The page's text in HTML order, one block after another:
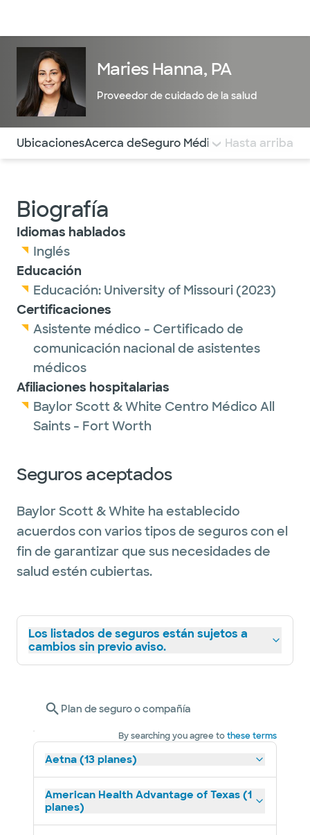
Maries Hanna, PA
Proveedor de cuidado de la salud
Utilice esta navegación para saltar rápidamente a
UbicacionesAcerca deSeguro Médico COMENTARIOS
Hasta arriba
Biografía
Idiomas hablados
Inglés
Educación
Educación: University of Missouri(2023)
Certificaciones
Asistente médico - Certificado de
comunicación nacional de asistentes
médicos
Afiliaciones hospitalarias
Baylor Scott & White Centro Médico All
Saints - Fort Worth
Seguros aceptados
Baylor Scott & White ha establecido
acuerdos con varios tipos de seguros con el
fin de garantizar que sus necesidades de
salud estén cubiertas.
Los listados de seguros están sujetos a
cambios sin previo aviso.
Plan de seguro o compañía
By searching you agree tothese terms
Aetna (13 planes)
American Health Advantage of Texas (1
planes)